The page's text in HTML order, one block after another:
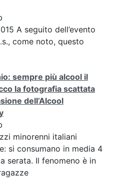
A seguito dell’evento
come noto, questo
sempre più alcool il
la fotografia scattata
dell’Alcool
minorenni italiani
si consumano in media 4
serata. Il fenomeno è in